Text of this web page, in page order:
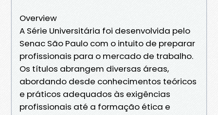
Overview
A Série Universitária foi desenvolvida pelo
Senac São Paulo com o intuito de preparar
profissionais para o mercado de trabalho.
Os títulos abrangem diversas áreas,
abordando desde conhecimentos teóricos
e práticos adequados às exigências
profissionais até a formação ética e